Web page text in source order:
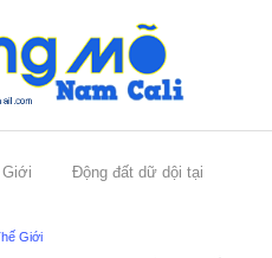
Động đất dữ dội tại
Giới